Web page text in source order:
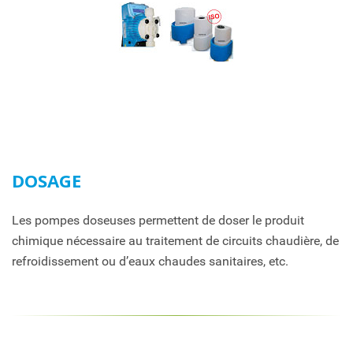
DOSAGE
Les pompes doseuses permettent de doser le produit
chimique nécessaire au traitement de circuits chaudière, de
refroidissement ou d’eaux chaudes sanitaires, etc.